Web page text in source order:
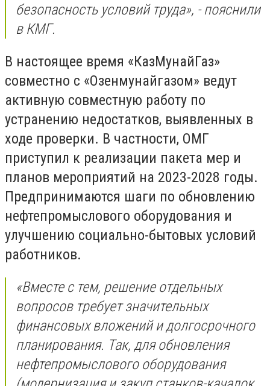
безопасность условий труда», - пояснили
в КМГ.
В настоящее время «КазМунайГаз»
совместно с «Озенмунайгазом» ведут
активную совместную работу по
устранению недостатков, выявленных в
ходе проверки. В частности, ОМГ
приступил к реализации пакета мер и
планов мероприятий на 2023-2028 годы.
Предпринимаются шаги по обновлению
нефтепромыслового оборудования и
улучшению социально-бытовых условий
работников.
«Вместе с тем, решение отдельных
вопросов требует значительных
финансовых вложений и долгосрочного
планирования. Так, для обновления
нефтепромыслового оборудования